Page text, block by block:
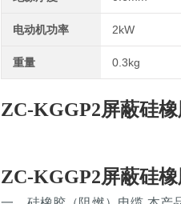
电动机功率 2kW
重量 0.3kg
ZC-KGGP2屏蔽硅
ZC-KGGP2屏蔽硅